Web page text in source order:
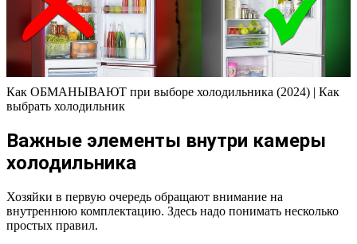
Как ОБМАНЫВАЮТ при выборе холодильника (2024) | Как
выбрать холодильник
Важные элементы внутри камеры
холодильника
Хозяйки в первую очередь обращают внимание на
внутреннюю комплектацию. Здесь надо понимать несколько
простых правил.